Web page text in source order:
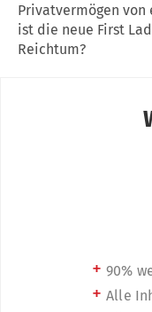
Privatvermögen von
ist die neue First
Reichtum?